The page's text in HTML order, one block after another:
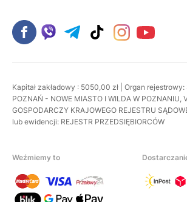
Kapitał zakładowy : 5050,00 zł | Organ rejestrowy:
POZNAŃ - NOWE MIASTO I WILDA W POZNANIU,
GOSPODARCZY KRAJOWEGO REJESTRU
lub ewidencji: REJESTR PRZEDSIĘBIORCÓW
Weźmiemy to